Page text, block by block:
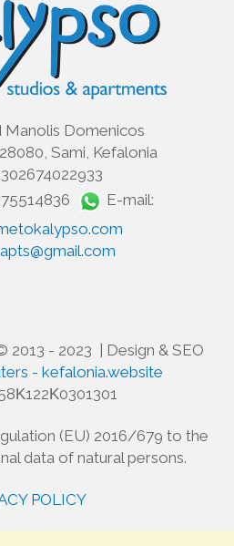
Manolis Domenicos
Sami, Kefalonia
E-mail:
- 2023 | Design & SEO
- kefalonia.website
(EU) 2016/679 to the
data of natural persons.
POLICY